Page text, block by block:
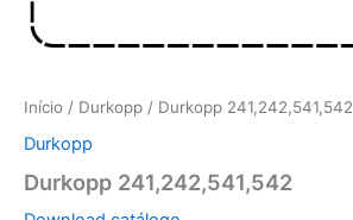
Início / Durkopp / Durkopp 241,242,541,542
Durkopp
Durkopp 241,242,541,542